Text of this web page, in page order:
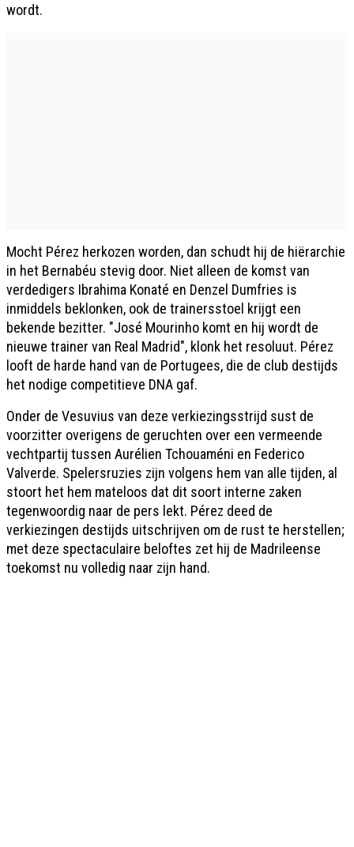
wordt.
Mocht Pérez herkozen worden, dan schudt hij de hiërarchie
in het Bernabéu stevig door. Niet alleen de komst van
verdedigers Ibrahima Konaté en Denzel Dumfries is
inmiddels beklonken, ook de trainersstoel krijgt een
bekende bezitter. "José Mourinho komt en hij wordt de
nieuwe trainer van Real Madrid", klonk het resoluut. Pérez
looft de harde hand van de Portugees, die de club destijds
het nodige competitieve DNA gaf.
Onder de Vesuvius van deze verkiezingsstrijd sust de
voorzitter overigens de geruchten over een vermeende
vechtpartij tussen Aurélien Tchouaméni en Federico
Valverde. Spelersruzies zijn volgens hem van alle tijden, al
stoort het hem mateloos dat dit soort interne zaken
tegenwoordig naar de pers lekt. Pérez deed de
verkiezingen destijds uitschrijven om de rust te herstellen;
met deze spectaculaire beloftes zet hij de Madrileense
toekomst nu volledig naar zijn hand.